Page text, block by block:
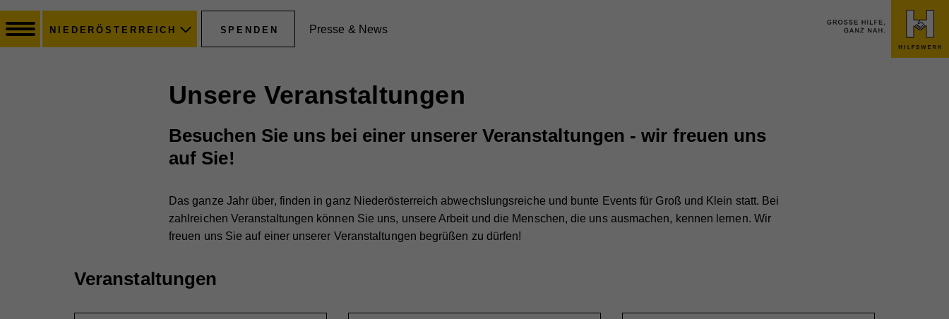
NIEDERÖSTERREICH SPENDEN Presse & News
Unsere Veranstaltungen
Besuchen Sie uns bei einer unserer Veranstaltungen - wir freuen uns
auf Sie!
Das ganze Jahr über, finden in ganz Niederösterreich abwechslungsreiche und bunte Events für Groß und Klein statt. Bei
zahlreichen Veranstaltungen können Sie uns, unsere Arbeit und die Menschen, die uns ausmachen, kennen lernen. Wir
freuen uns Sie auf einer unserer Veranstaltungen begrüßen zu dürfen!
Veranstaltungen